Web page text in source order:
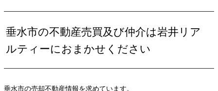
垂水市の不動産売買及び仲介は岩井リア
ルティーにおまかせください
垂水市の売却不動産情報を求めています。